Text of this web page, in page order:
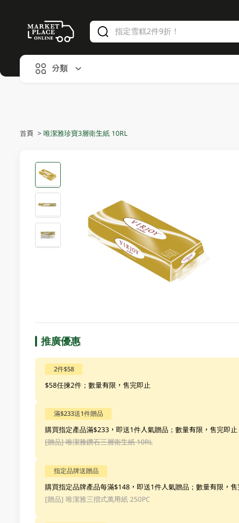
alid Until 30 June 2026
分類
首頁 > 唯潔雅珍寶3層衛生紙 10RL
推廣優惠
2件$58
$58任揀2件；數量有限，售完即止
滿$233送1件贈品
購買指定產品滿$233，即送1件人氣贈品；數量有限，售完即止
[贈品] 唯潔雅鑽石三層衛生紙 10RL
指定品牌送贈品
購買指定品牌產品每滿$148，即送1件人氣贈品；數量有限，售
[贈品] 唯潔雅三摺式萬用紙 250PC